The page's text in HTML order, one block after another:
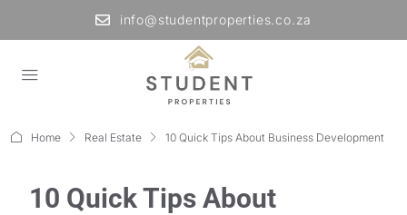
info@studentproperties.co.za
Home Real Estate 10 Quick Tips About Business Development
10 Quick Tips About